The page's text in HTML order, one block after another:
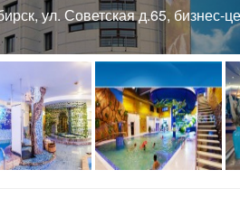
ул. Советская д.65, бизнес-